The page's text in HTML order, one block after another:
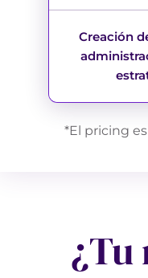
Creación
*El pricing
¿Tu